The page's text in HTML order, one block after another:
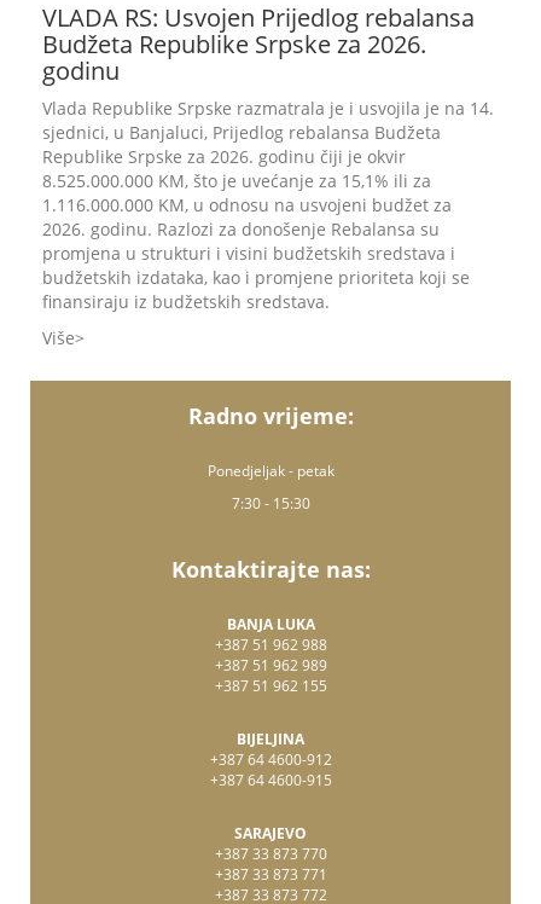
VLADA RS: Usvojen Prijedlog rebalansa
Budžeta Republike Srpske za 2026.
godinu
Vlada Republike Srpske razmatrala je i usvojila je na 14.
sjednici, u Banjaluci, Prijedlog rebalansa Budžeta
Republike Srpske za 2026. godinu čiji je okvir
8.525.000.000 KM, što je uvećanje za 15,1% ili za
1.116.000.000 KM, u odnosu na usvojeni budžet za
2026. godinu. Razlozi za donošenje Rebalansa su
promjena u strukturi i visini budžetskih sredstava i
budžetskih izdataka, kao i promjene prioriteta koji se
finansiraju iz budžetskih sredstava.
Više
Radno vrijeme:
Ponedjeljak - petak
7:30 - 15:30
Kontaktirajte nas:
BANJA LUKA
+387 51 962 988
+387 51 962 989
+387 51 962 155
BIJELJINA
+387 64 4600-912
+387 64 4600-915
SARAJEVO
+387 33 873 770
+387 33 873 771
+387 33 873 772